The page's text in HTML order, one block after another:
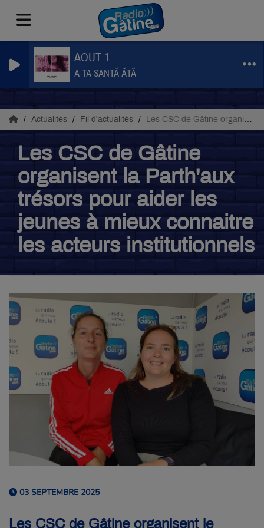
AOUT 1
A TA SANTÃ ÃTÃ
Actualités Fil d'actualités Les CSC de Gâtine organisent la Parth'aux trésors pour aider les jeunes à mieux connaitre les acteurs institutionnels
Les CSC de Gâtine
organisent la Parth'aux
trésors pour aider les
jeunes à mieux connaitre
les acteurs institutionnels
03 SEPTEMBRE 2025
Les CSC de Gâtine organisent le